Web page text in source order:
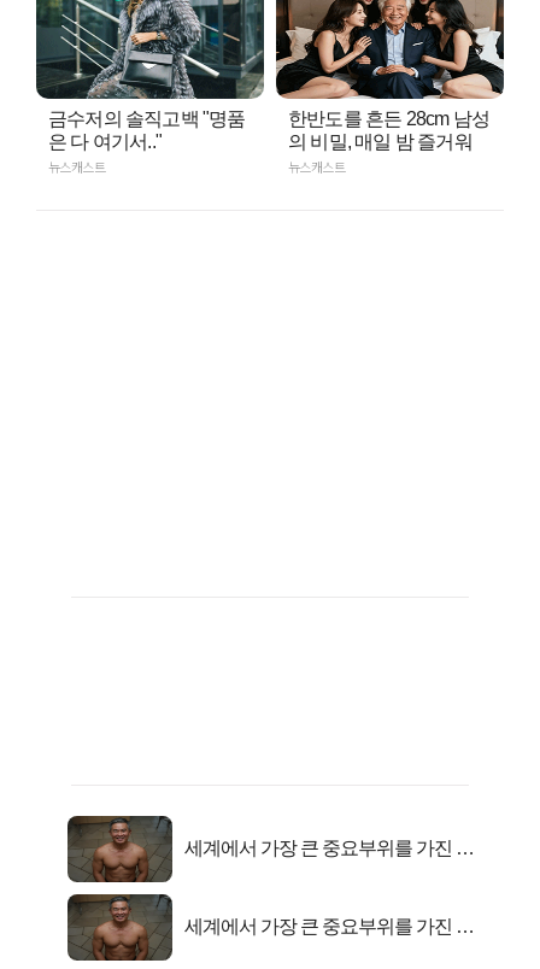
금수저의 솔직고백 "명품
은 다 여기서.."
뉴스캐스트
한반도를 흔든 28cm 남성
의 비밀, 매일 밤 즐거워
뉴스캐스트
세계에서 가장 큰 중요부위를 가진 남
세계에서 가장 큰 중요부위를 가진 남